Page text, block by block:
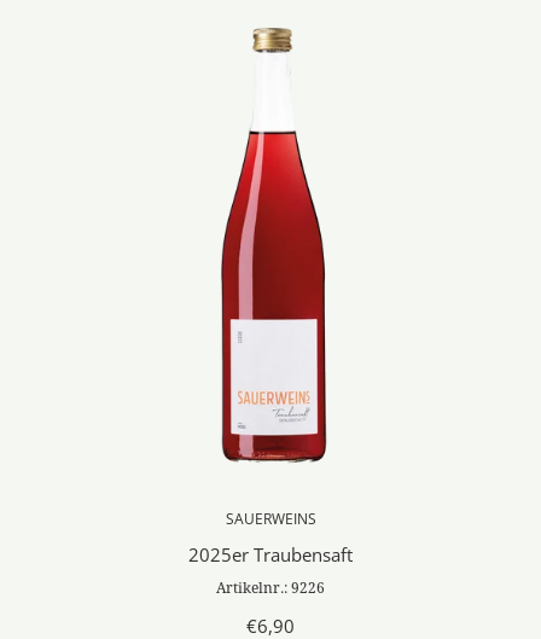
SAUERWEINS
2025er Traubensaft
Artikelnr.: 9226
€6,90